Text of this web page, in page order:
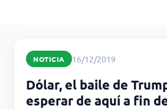
NOTICIA 16/12/2019
Dólar, el baile de
esperar de aquí a fin